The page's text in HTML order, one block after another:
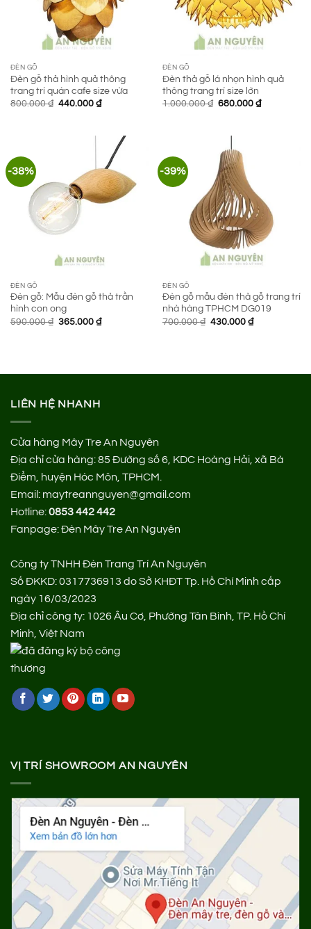
ĐÈN GỖ
Đèn gỗ thả hình quả thông
trang trí quán cafe size vừa
800.000₫ Giá
440.000 ₫Giá
440.000 ₫.
ĐÈN GỖ
Đèn thả gỗ lá nhọn hình quả
thông trang trí size lớn
1.000.000₫ Giá
680.000 ₫Giá
-38%
ĐÈN GỖ
Đèn gỗ: Mẫu đèn gỗ thả trần
hình con ong
590.000₫ Giá
365.000 ₫Giá
-39%
ĐÈN GỖ
Đèn gỗ mẫu đèn thả gỗ trang trí
nhà hàng TPHCM DG019
700.000₫ Giá
430.000 ₫Giá
LIÊN HỆ NHANH
Cửa hàng Mây Tre An Nguyên
Địa chỉ cửa hàng:85 Đường số 6, KDC Hoàng Hải, xã Bà
Điểm, huyện Hóc Môn, TPHCM.
Email: maytreannguyen@gmail.com
Hotline:0853 442 442
Fanpage:Đèn Mây Tre An Nguyên
Công ty TNHH Đèn Trang Trí An Nguyên
Số ĐKKD: 0317736913 do Sở KHĐT Tp. Hồ Chí Minh cấp
ngày 16/03/2023
Địa chỉ công ty: 1026 Âu Cơ, Phường Tân Bình, TP. Hồ Chí
Minh, Việt Nam
VỊ TRÍ SHOWROOM AN NGUYÊN